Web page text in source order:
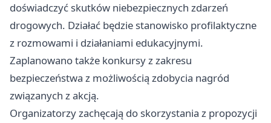
doświadczyć skutków niebezpiecznych zdarzeń
drogowych. Działać będzie stanowisko profilaktyczne
z rozmowami i działaniami edukacyjnymi.
Zaplanowano także konkursy z zakresu
bezpieczeństwa z możliwością zdobycia nagród
związanych z akcją.
Organizatorzy zachęcają do skorzystania z propozycji